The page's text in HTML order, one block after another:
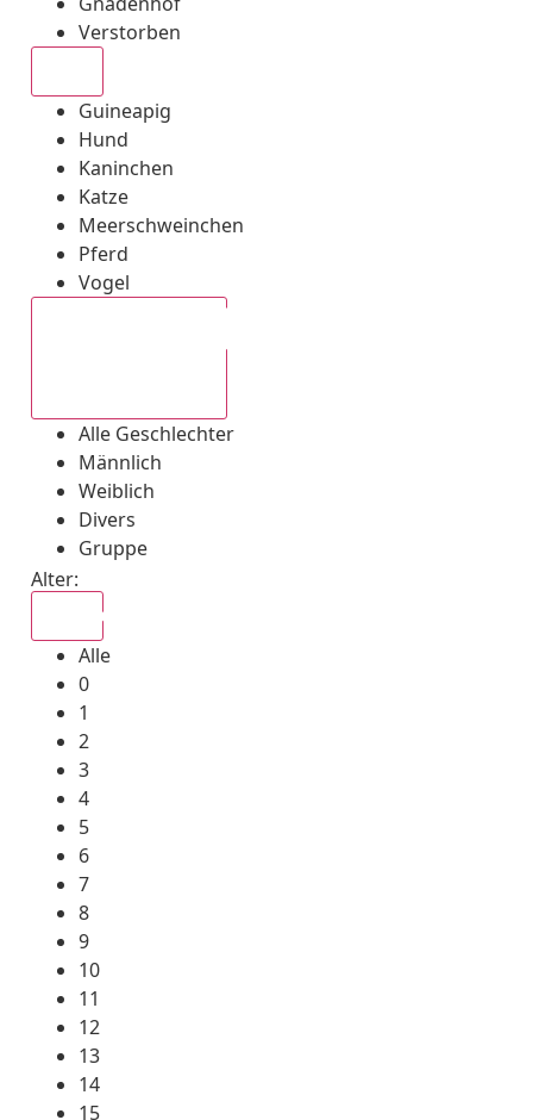
Verstorben
Guineapig
Hund
Kaninchen
Katze
Meerschweinchen
Pferd
Vogel
Alle Geschlechter
Männlich
Weiblich
Divers
Gruppe
Alter:
Alle
0
1
2
3
4
5
6
7
8
9
10
11
12
13
14
15